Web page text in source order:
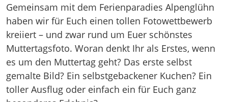
Gemeinsam mit dem Ferienparadies Alpenglühn
haben wir für Euch einen tollen Fotowettbewerb
kreiiert – und zwar rund um Euer schönstes
Muttertagsfoto. Woran denkt Ihr als Erstes, wenn
es um den Muttertag geht? Das erste selbst
gemalte Bild? Ein selbstgebackener Kuchen? Ein
toller Ausflug oder einfach ein für Euch ganz